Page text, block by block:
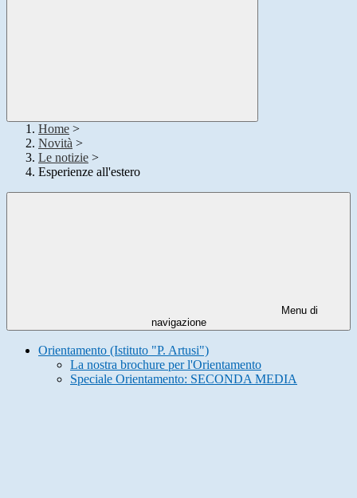
Home >
Novità >
Le notizie >
Esperienze all'estero
Menu di
navigazione
Orientamento (Istituto "P. Artusi")
La nostra brochure per l'Orientamento
Speciale Orientamento: SECONDA MEDIA